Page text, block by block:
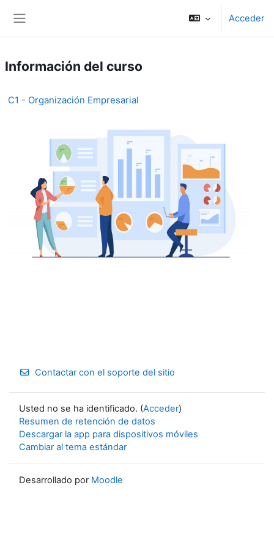
Acceder
Información del curso
C1 - Organización Empresarial
Contactar con el soporte del sitio
Usted no se ha identificado. (Acceder)
Resumen de retención de datos
Descargar la app para dispositivos móviles
Cambiar al tema estándar
Desarrollado por Moodle